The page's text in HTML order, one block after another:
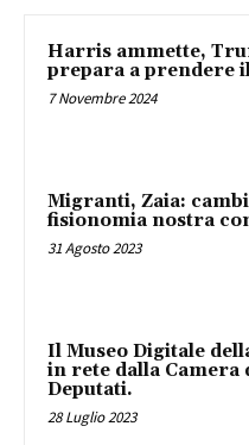
Harris ammette,
prepara a prendere
7 Novembre 2024
Migranti, Zaia:
fisionomia nostra
31 Agosto 2023
Il Museo Digitale
in rete dalla Camera
Deputati.
28 Luglio 2023